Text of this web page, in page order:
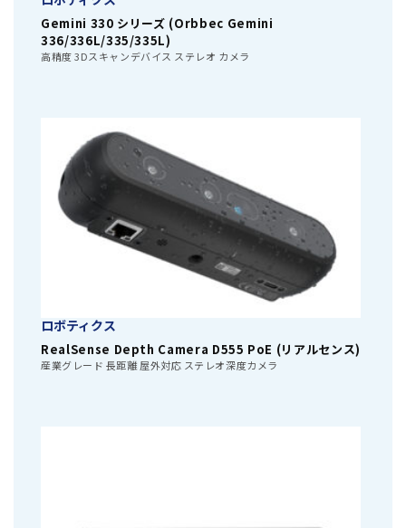
Gemini 330 シリーズ (Orbbec Gemini
336/336L/335/335L)
高精度 3Dスキャンデバイス ステレオ カメラ
ロボティクス
RealSense Depth Camera D555 PoE (リアルセンス)
産業グレード 長距離 屋外対応 ステレオ深度カメラ